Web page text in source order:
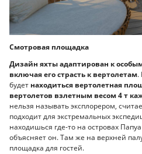
Смотровая площадка
Дизайн яхты адаптирован к
включая его страсть к вертолетам.
будет находиться вертолетная
вертолетов взлетным весом 4 т
нельзя называть эксплорером,
подходит для экстремальных
находишься где-то на островах
объясняет он. Там же на верхней
площадка для гостей.